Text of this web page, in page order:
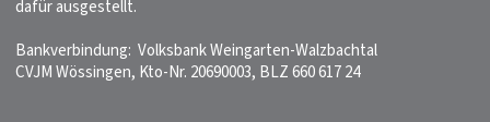
dafür ausgestellt.
Bankverbindung: Volksbank Weingarten-Walzbachtal
CVJM Wössingen, Kto-Nr. 20690003, BLZ 660 617 24